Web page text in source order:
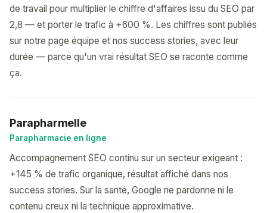
de travail pour multiplier le chiffre d'affaires issu du SEO par
2,8 — et porter le trafic à +600 %. Les chiffres sont publiés
sur notre page équipe et nos success stories, avec leur
durée — parce qu'un vrai résultat SEO se raconte comme
ça.
Parapharmelle
Parapharmacie en ligne
Accompagnement SEO continu sur un secteur exigeant :
+145 % de trafic organique, résultat affiché dans nos
success stories. Sur la santé, Google ne pardonne ni le
contenu creux ni la technique approximative.